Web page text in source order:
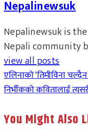
Nepalinewsuk
Nepalinewsuk is
Nepali community
view all posts
एलिनाको ‘तिमीविना
निर्भीकको कवितालाई
You Might Also